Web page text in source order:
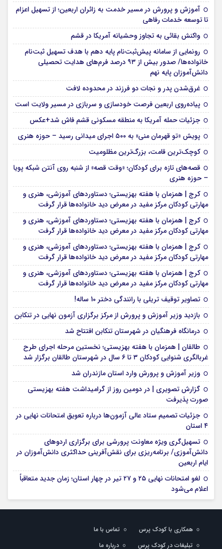
آموزش و پرورش در مسیر خدمت به زائران اربعین؛ از تسهیل اعزام
تا توسعه خدمات رفاهی
واکنش بقائی به تجاوز وحشیانه آمریکا در قشم
رونمایی از سامانه پیش‌ثبت‌نام پایه دهم با هدف تسهیل ثبت‌نام
خانواده‌ها/ صدور بیش از ۹۳ درصد فرم‌های هدایت تحصیلی
دانش‌آموزان پایه نهم
غرق‌شدن پدر و نجات دو فرزند در محدوده لافت
پیاده‌روی اربعین فرصت خودسازی و سربازی در مسیر ولایت است
جزئیات حمله آمریکا به منطقه مسکونی قشم فاش شد+عکس
پویش «تو قهرمان منی» به ۵۰۰ اجرای میدانی رسید – حوزه هنری
کوچک‌ترین قامت، بزرگ‌ترین مظلومیت
قصه‌های تازه برای کودکان؛ «وقت قصه» از شنبه روی آنتن شبکه پویا
– حوزه هنری
کرج | همزمان با هفته بهزیستی؛ دستاوردهای آموزشی، هنری و
مهارتی کودکان مرکز مفید در معرض دید خانواده‌ها قرار گرفت
کرج | همزمان با هفته بهزیستی؛ دستاوردهای آموزشی، هنری و
مهارتی کودکان مرکز مفید در معرض دید خانواده‌ها قرار گرفت
کرج | همزمان با هفته بهزیستی؛ دستاوردهای آموزشی، هنری و
مهارتی کودکان مرکز مفید در معرض دید خانواده‌ها قرار گرفت
کرج | همزمان با هفته بهزیستی؛ دستاوردهای آموزشی، هنری و
مهارتی کودکان مرکز مفید در معرض دید خانواده‌ها قرار گرفت
تصاویر توقیف تریلی با رانندگی دختر 10 ساله!
بازدید وزیر آموزش و پرورش از مرکز برگزاری آزمون نهایی در تنکابن
درمانگاه فرهنگیان در شهرستان تنکابن افتتاح شد
طالقان | همزمان با هفته بهزیستی؛ نخستین مرحله اجرای طرح
غربالگری شنوایی کودکان ۳ تا ۶ سال در شهرستان طالقان برگزار شد
وزیر آموزش و پرورش وارد استان مازندران شد
گزارش تصویری | در دومین روز از گرامیداشت هفته بهزیستی
صورت پذیرفت
جزئیات تصمیم ستاد عالی آزمون‌ها درباره تعویق امتحانات نهایی در
۴ استان
تسهیل‌گری ویژه معاونت پرورشی برای برگزاری اردوهای
دانش‌آموزی/ برنامه‌ریزی برای نقش‌آفرینی حداکثری دانش‌آموزان در
ایام اربعین
لغو امتحانات نهایی ۲۵ و ۲۷ تیر در چهار استان؛ زمان جدید متعاقباً
اعلام می‌شود
همکاری با کودک پرس
تماس با ما
تبلیغات در کودک پرس
درباره ما